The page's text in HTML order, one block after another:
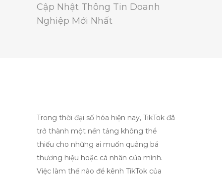
Cập Nhật Thông Tin Doanh
Nghiệp Mới Nhất
Trong thời đại số hóa hiện nay, TikTok đã
trở thành một nền tảng không thể
thiếu cho những ai muốn quảng bá
thương hiệu hoặc cá nhân của mình.
Việc làm thế nào để kênh TikTok của